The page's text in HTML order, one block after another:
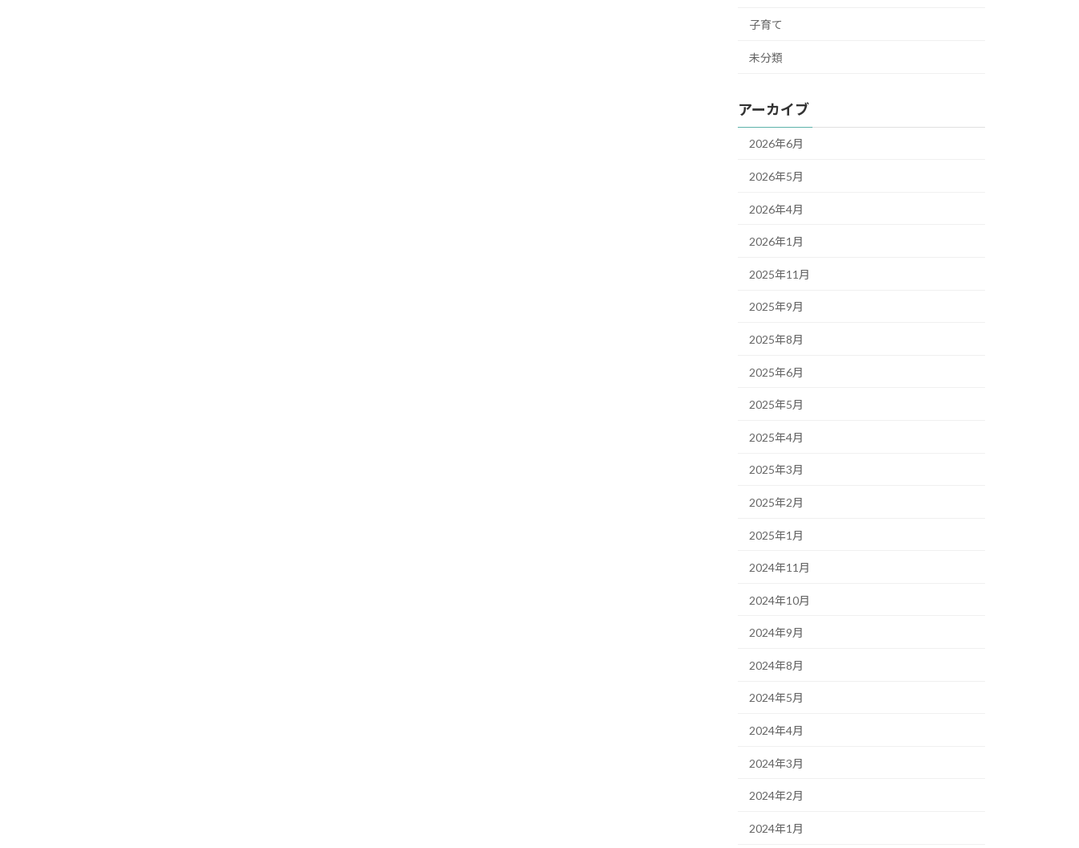
子育て
未分類
アーカイブ
2026年6月
2026年5月
2026年4月
2026年1月
2025年11月
2025年9月
2025年8月
2025年6月
2025年5月
2025年4月
2025年3月
2025年2月
2025年1月
2024年11月
2024年10月
2024年9月
2024年8月
2024年5月
2024年4月
2024年3月
2024年2月
2024年1月